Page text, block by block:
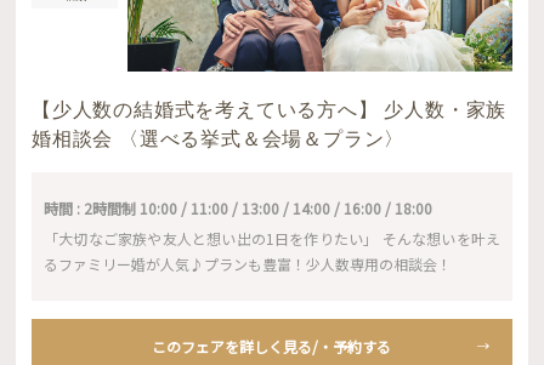
【少人数の結婚式を考えている方へ】 少人数・家族
婚相談会 〈選べる挙式＆会場＆プラン〉
時間 : 2時間制 10:00 / 11:00 / 13:00 / 14:00 / 16:00 / 18:00
「大切なご家族や友人と想い出の1日を作りたい」 そんな想いを叶え
るファミリー婚が人気♪プランも豊富！少人数専用の相談会！
このフェアを詳しく見る/・予約する